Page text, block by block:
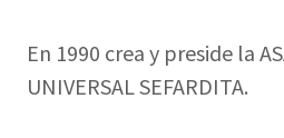
En 1990 crea y preside la
UNIVERSAL SEFARDITA.